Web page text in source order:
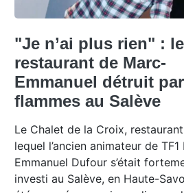
"Je n’ai plus rien" : le
restaurant de Marc-
Emmanuel détruit
flammes au Salève
Le Chalet de la Croix,
lequel l’ancien animateur de
Emmanuel Dufour s’était
investi au Salève, en Haute-